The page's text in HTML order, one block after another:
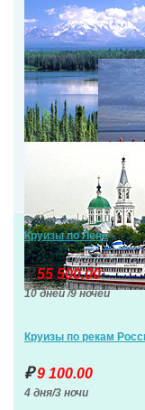
Круизы по Лене
₽55 500.00
10 дней /9 ночей
Круизы по рекам
₽9 100.00
4 дня/3 ночи